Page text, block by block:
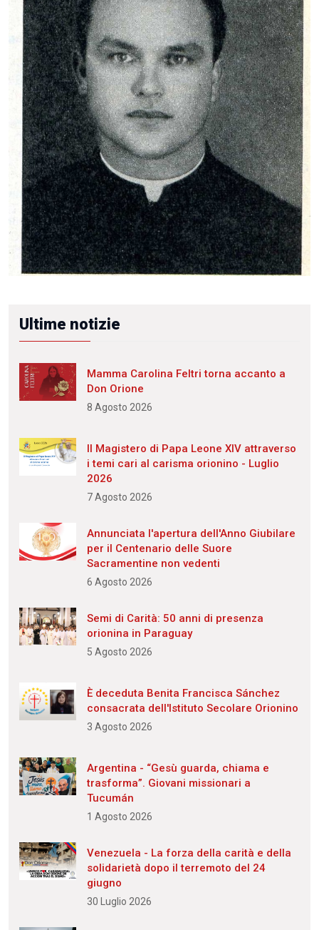
Ultime notizie
Mamma Carolina Feltri torna accanto a
Don Orione
8 Agosto 2026
Il Magistero di Papa Leone XIV attraverso
i temi cari al carisma orionino - Luglio
2026
7 Agosto 2026
Annunciata l'apertura dell'Anno Giubilare
per il Centenario delle Suore
Sacramentine non vedenti
6 Agosto 2026
Semi di Carità: 50 anni di presenza
orionina in Paraguay
5 Agosto 2026
È deceduta Benita Francisca Sánchez
consacrata dell'Istituto Secolare Orionino
3 Agosto 2026
Argentina - “Gesù guarda, chiama e
trasforma”. Giovani missionari a
Tucumán
1 Agosto 2026
Venezuela - La forza della carità e della
solidarietà dopo il terremoto del 24
giugno
30 Luglio 2026